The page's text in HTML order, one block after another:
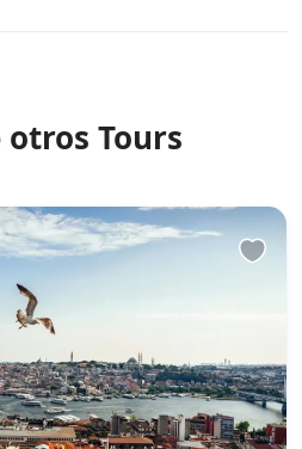
otros Tours